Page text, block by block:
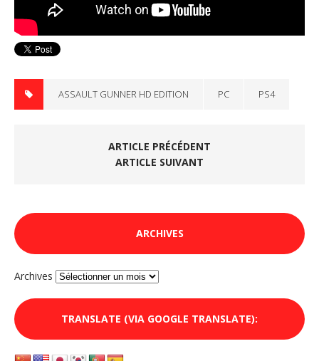
ASSAULT GUNNER HD EDITION PC PS4
ARTICLE PRÉCÉDENT
ARTICLE SUIVANT
ARCHIVES
Archives
TRANSLATE (VIA GOOGLE TRANSLATE):